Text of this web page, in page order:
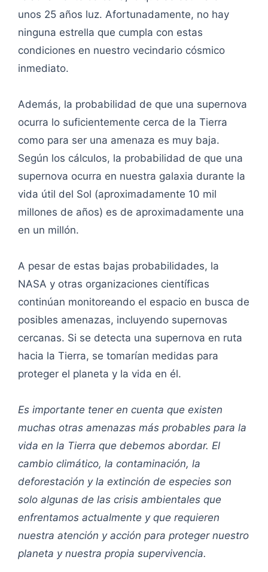
unos 25 años luz. Afortunadamente, no hay
ninguna estrella que cumpla con estas
condiciones en nuestro vecindario cósmico
inmediato.
Además, la probabilidad de que una supernova
ocurra lo suficientemente cerca de la Tierra
como para ser una amenaza es muy baja.
Según los cálculos, la probabilidad de que una
supernova ocurra en nuestra galaxia durante la
vida útil del Sol (aproximadamente 10 mil
millones de años) es de aproximadamente una
en un millón.
A pesar de estas bajas probabilidades, la
NASA y otras organizaciones científicas
continúan monitoreando el espacio en busca de
posibles amenazas, incluyendo supernovas
cercanas. Si se detecta una supernova en ruta
hacia la Tierra, se tomarían medidas para
proteger el planeta y la vida en él.
Es importante tener en cuenta que existen
muchas otras amenazas más probables para la
vida en la Tierra que debemos abordar. El
cambio climático, la contaminación, la
deforestación y la extinción de especies son
solo algunas de las crisis ambientales que
enfrentamos actualmente y que requieren
nuestra atención y acción para proteger nuestro
planeta y nuestra propia supervivencia.